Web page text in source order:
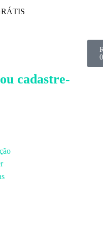
cadastre-
0